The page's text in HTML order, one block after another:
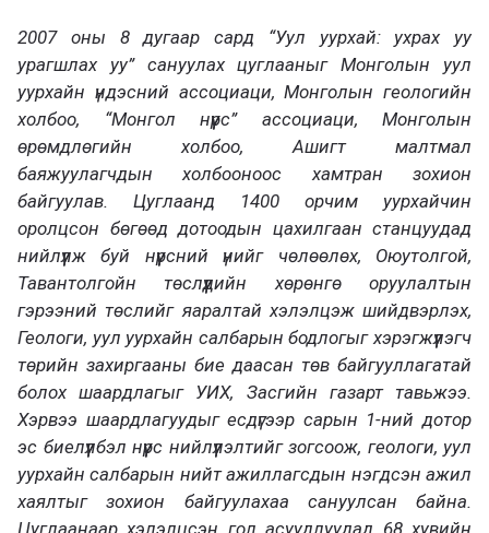
2007 оны 8 дугаар сард “Уул уурхай: ухрах уу
урагшлах уу” сануулах цуглааныг Монголын уул
уурхайн үндэсний ассоциаци, Монголын геологийн
холбоо, “Монгол нүүрс” ассоциаци, Монголын
өрөмдлөгийн холбоо, Ашигт малтмал
баяжуулагчдын холбооноос хамтран зохион
байгуулав. Цуглаанд 1400 орчим уурхайчин
оролцсон бөгөөд дотоодын цахилгаан станцуудад
нийлүүлж буй нүүрсний үнийг чөлөөлөх, Оюутолгой,
Тавантолгойн төслүүдийн хөрөнгө оруулалтын
гэрээний төслийг яаралтай хэлэлцэж шийдвэрлэх,
Геологи, уул уурхайн салбарын бодлогыг хэрэгжүүлэгч
төрийн захиргааны бие даасан төв байгууллагатай
болох шаардлагыг УИХ, Засгийн газарт тавьжээ.
Хэрвээ шаардлагуудыг есдүгээр сарын 1-ний дотор
эс биелүүлбэл нүүрс нийлүүлэлтийг зогсоож, геологи, уул
уурхайн салбарын нийт ажиллагсдын нэгдсэн ажил
хаялтыг зохион байгуулахаа сануулсан байна.
Цуглаанаар хэлэлцсэн гол асуудлуудад 68 хувийн